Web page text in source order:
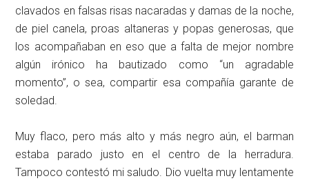
clavados en falsas risas nacaradas y damas de la noche,
de piel canela, proas altaneras y popas generosas, que
los acompañaban en eso que a falta de mejor nombre
algún irónico ha bautizado como “un agradable
momento”, o sea, compartir esa compañía garante de
soledad.
Muy flaco, pero más alto y más negro aún, el barman
estaba parado justo en el centro de la herradura.
Tampoco contestó mi saludo. Dio vuelta muy lentamente